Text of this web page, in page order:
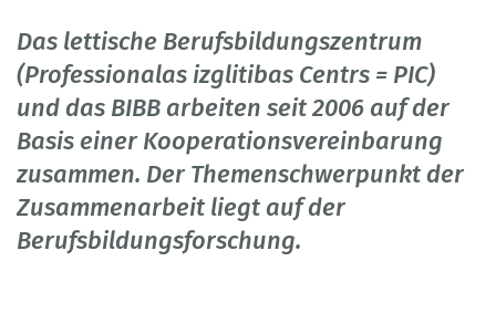
Das lettische Berufsbildungszentrum
(Professionalas izglitibas Centrs = PIC)
und das BIBB arbeiten seit 2006 auf der
Basis einer Kooperationsvereinbarung
zusammen. Der Themenschwerpunkt der
Zusammenarbeit liegt auf der
Berufsbildungsforschung.